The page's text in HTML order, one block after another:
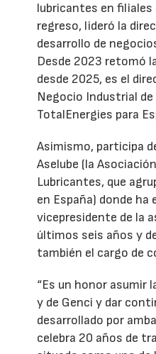
lubricantes en filiales
regreso, lideró la
desarrollo de
Desde 2023 retomó
desde 2025, es el
Negocio Industrial
TotalEnergies para
Asimismo, participa
Aselube (la
Lubricantes, que
en España) donde ha
vicepresidente de la
últimos seis años y
también el cargo de
“Es un honor asumir
y de Genci y dar
desarrollado por
celebra 20 años de